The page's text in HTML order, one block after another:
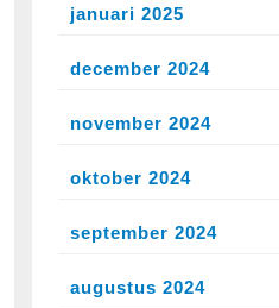
januari 2025
december 2024
november 2024
oktober 2024
september 2024
augustus 2024